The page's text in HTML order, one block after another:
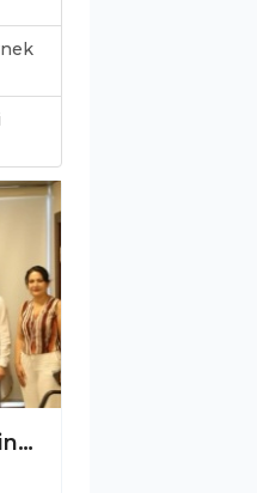
Eray Erdem’den Türkiye birincilerine anlamlı destek!